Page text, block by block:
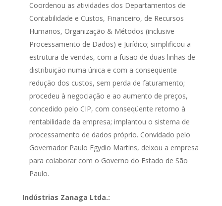
Coordenou as atividades dos Departamentos de
Contabilidade e Custos, Financeiro, de Recursos
Humanos, Organização & Métodos (inclusive
Processamento de Dados) e Jurídico; simplificou a
estrutura de vendas, com a fusão de duas linhas de
distribuição numa única e com a conseqüente
redução dos custos, sem perda de faturamento;
procedeu à negociação e ao aumento de preços,
concedido pelo CIP, com conseqüente retorno à
rentabilidade da empresa; implantou o sistema de
processamento de dados próprio. Convidado pelo
Governador Paulo Egydio Martins, deixou a empresa
para colaborar com o Governo do Estado de São
Paulo.
Indústrias Zanaga Ltda.: